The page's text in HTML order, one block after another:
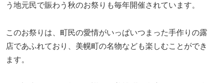
う地元民で賑わう秋のお祭りも毎年開催されています。
このお祭りは、町民の愛情がいっぱいつまった手作りの露
店であふれており、美幌町の名物なども楽しむことができ
ます。